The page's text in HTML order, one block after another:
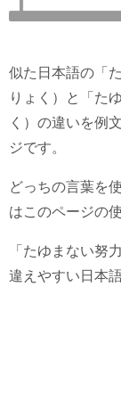
似た日本語の「
りょく）と「た
く）の違いを例
ジです。
どっちの言葉を
はこのページの
「たゆまない努
違えやすい日本